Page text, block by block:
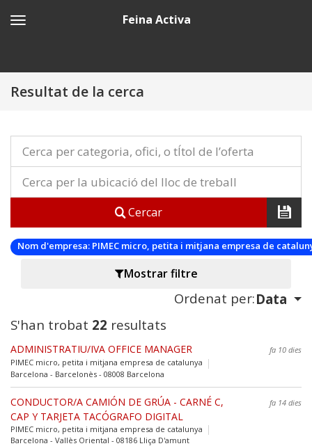
Feina Activa
Resultat de la cerca
Cercar
Nom d'empresa: PIMEC micro, petita i mitjana empresa de
Mostrar filtre
Ordenat per:Data
S'han trobat 22 resultats
ADMINISTRATIU/IVA OFFICE MANAGER
fa 10 dies
PIMEC micro, petita i mitjana empresa de catalunya
Barcelona - Barcelonès - 08008 Barcelona
CONDUCTOR/A CAMIÓN DE GRÚA - CARNÉ C,
CAP Y TARJETA TACÓGRAFO DIGITAL
fa 14 dies
PIMEC micro, petita i mitjana empresa de catalunya
Barcelona - Vallès Oriental - 08186 Lliça D'amunt